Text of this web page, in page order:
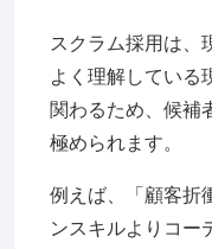
スクラム採用は、
よく理解している
関わるため、候補
極められます。
例えば、「顧客折
ンスキルよりコー